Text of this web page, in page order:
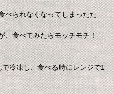
べられなくなってしまったた
、食べてみたらモッチモチ！
冷凍し、食べる時にレンジで1